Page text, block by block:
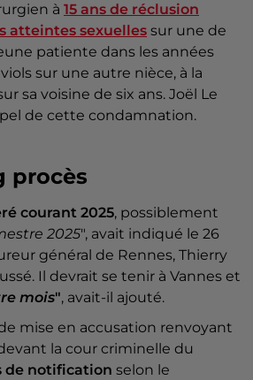
à 15 ans de réclusion
atteintes sexuelles sur une de
patiente dans les années
sur une autre nièce, à la
sa voisine de six ans. Joël Le
de cette condamnation.
procès
courant 2025, possiblement
2025", avait indiqué le 26
général de Rennes, Thierry
Il devrait se tenir à Vannes et
mois", avait-il ajouté.
mise en accusation renvoyant
la cour criminelle du
de notification selon le